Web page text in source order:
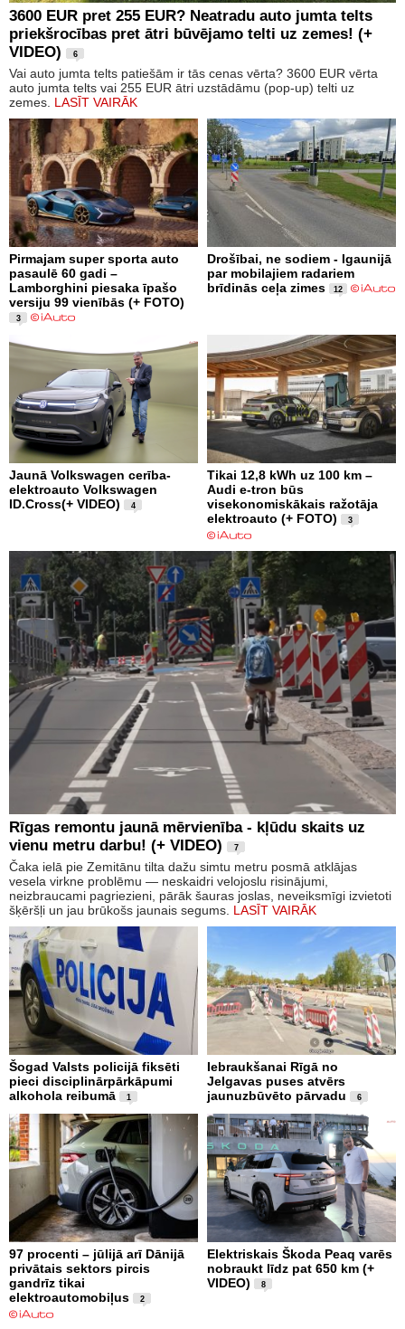
3600 EUR pret 255 EUR? Neatradu auto jumta telts
priekšrocības pret ātri būvējamo telti uz zemes! (+
VIDEO)
6
Vai auto jumta telts patiešām ir tās cenas vērta? 3600 EUR vērta
auto jumta telts vai 255 EUR ātri uzstādāmu (pop-up) telti uz
zemes. LASĪT VAIRĀK
Pirmajam super sporta auto
pasaulē 60 gadi –
Lamborghini piesaka īpašo
versiju 99 vienībās (+ FOTO)
3
Drošībai, ne sodiem - Igaunijā
par mobilajiem radariem
brīdinās ceļa zimes
12
Jaunā Volkswagen cerība-
elektroauto Volkswagen
ID.Cross(+ VIDEO)
4
Tikai 12,8 kWh uz 100 km –
Audi e-tron būs
visekonomiskākais ražotāja
elektroauto (+ FOTO)
3
Rīgas remontu jaunā mērvienība - kļūdu skaits uz
vienu metru darbu! (+ VIDEO)
7
Čaka ielā pie Zemitānu tilta dažu simtu metru posmā atklājas
vesela virkne problēmu — neskaidri velojoslu risinājumi,
neizbraucami pagriezieni, pārāk šauras joslas, neveiksmīgi izvietoti
šķēršļi un jau brūkošs jaunais segums. LASĪT VAIRĀK
Šogad Valsts policijā fiksēti
pieci disciplinārpārkāpumi
alkohola reibumā
1
Iebraukšanai Rīgā no
Jelgavas puses atvērs
jaunuzbūvēto pārvadu
6
97 procenti – jūlijā arī Dānijā
privātais sektors pircis
gandrīz tikai
elektroautomobiļus
2
Elektriskais Škoda Peaq varēs
nobraukt līdz pat 650 km (+
VIDEO)
8